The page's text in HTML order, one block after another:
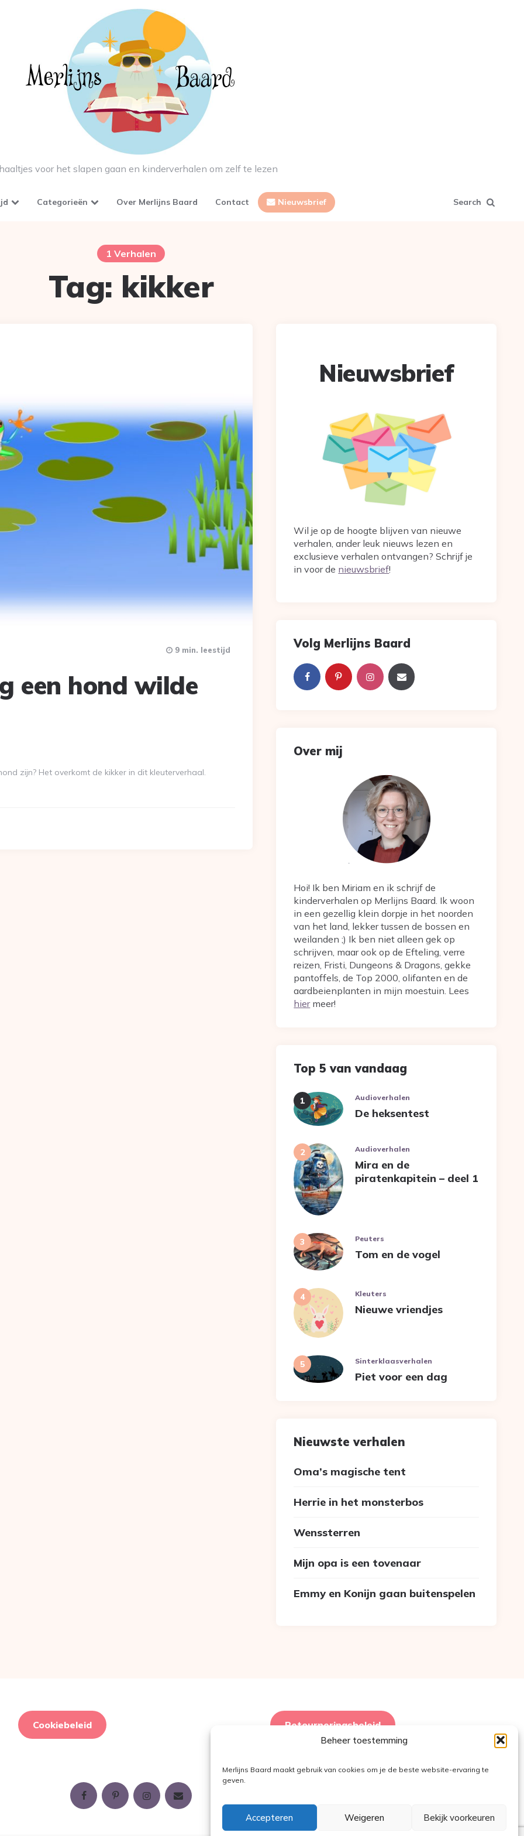
Beheer toestemming
Merlijns Baard maakt gebruik van cookies om je de beste website-ervaring te
geven.
Accepteren Weigeren Bekijk voorkeuren
voor het slapen gaan en kinderverhalen om zelf te lezen
Categorieën Over Merlijns Baard Contact Nieuwsbrief Search
1 Verhalen
Tag: kikker
een hond wilde
9 min. leestijd
zijn? Het overkomt de kikker in dit kleuterverhaal.
Nieuwsbrief
Wil je op de hoogte blijven van nieuwe
verhalen, ander leuk nieuws lezen en
exclusieve verhalen ontvangen? Schrijf je
in voor de nieuwsbrief!
Volg Merlijns Baard
Over mij
Hoi! Ik ben Miriam en ik schrijf de
kinderverhalen op Merlijns Baard. Ik woon
in een gezellig klein dorpje in het noorden
van het land, lekker tussen de bossen en
weilanden ;) Ik ben niet alleen gek op
schrijven, maar ook op de Efteling, verre
reizen, Fristi, Dungeons & Dragons, gekke
pantoffels, de Top 2000, olifanten en de
aardbeienplanten in mijn moestuin. Lees
hiermeer!
Top 5 van vandaag
Audioverhalen
De heksentest
Audioverhalen
Mira en de
piratenkapitein – deel 1
Peuters
Tom en de vogel
Kleuters
Nieuwe vriendjes
Sinterklaasverhalen
Piet voor een dag
Nieuwste verhalen
Oma’s magische tent
Herrie in het monsterbos
Wenssterren
Mijn opa is een tovenaar
Emmy en Konijn gaan buitenspelen
Cookiebeleid Retourneringsbeleid